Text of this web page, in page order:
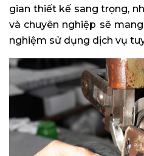
gian thiết kế sang trọng,
và chuyên nghiệp sẽ
nghiệm sử dụng dịch vụ